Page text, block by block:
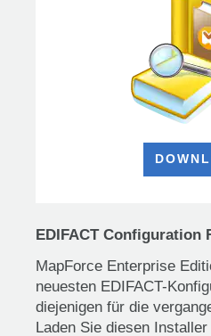
EDIFACT Configuration
MapForce Enterprise
neuesten EDIFACT-
diejenigen für die
Laden Sie diesen